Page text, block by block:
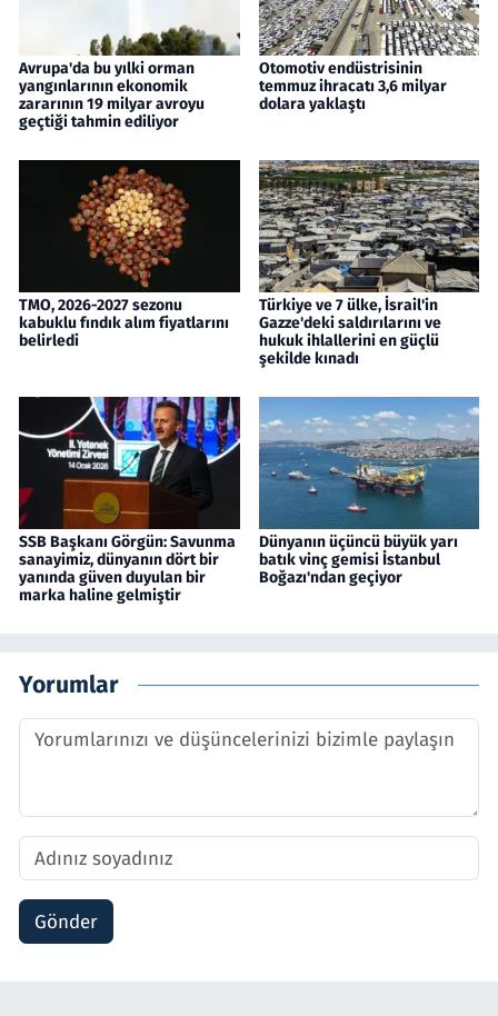
Avrupa'da bu yılki orman
yangınlarının ekonomik
zararının 19 milyar avroyu
geçtiği tahmin ediliyor
Otomotiv endüstrisinin
temmuz ihracatı 3,6 milyar
dolara yaklaştı
TMO, 2026-2027 sezonu
kabuklu fındık alım fiyatlarını
belirledi
Türkiye ve 7 ülke, İsrail'in
Gazze'deki saldırılarını ve
hukuk ihlallerini en güçlü
şekilde kınadı
SSB Başkanı Görgün: Savunma
sanayimiz, dünyanın dört bir
yanında güven duyulan bir
marka haline gelmiştir
Dünyanın üçüncü büyük yarı
batık vinç gemisi İstanbul
Boğazı'ndan geçiyor
Yorumlar
Gönder